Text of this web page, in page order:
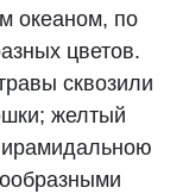
океаном, по
цветов.
сквозили
желтый